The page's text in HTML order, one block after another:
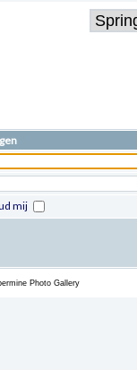
mij
Photo Gallery